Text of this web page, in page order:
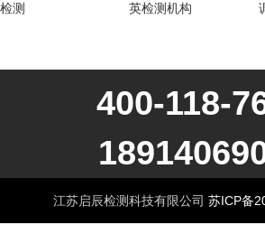
检测
英检测机构
400-118-
江苏启辰检测科技有限公司 苏ICP备